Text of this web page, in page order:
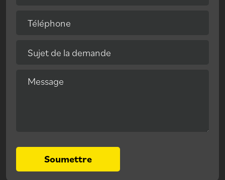
Téléphone
Sujet de la demande
Message
Soumettre